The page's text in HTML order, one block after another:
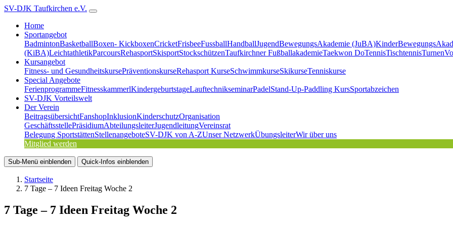
SV-DJK Taufkirchen e.V.
Home
Sportangebot
BadmintonBasketballBoxen- KickboxenCricketFrisbeeFussballHandballJugendBewegungsAkademie (JuBA)
(KiBA)LeichtathletikParcoursRehasportSkisportStockschützenTaufkirchner FußballakademieTaekwon DoTennisTischtennisTurnen
Kursangebot
Fitness- und GesundheitskursePräventionskurseRehasport KurseSchwimmkurseSkikurseTenniskurse
Special Angebote
FerienprogrammeFitnesskammerlKindergeburtstageLauftechnikseminarPadelStand-Up-Paddling KursSportabzeichen
SV-DJK Vorteilswelt
Der Verein
BeitragsübersichtFanshopInklusionKinderschutzOrganisation
GeschäftsstellePräsidiumAbteilungsleiterJugendleitungVereinsrat
Belegung SportstättenStellenangeboteSV-DJK von A-ZUnser NetzwerkÜbungsleiterWir über uns
Mitglied werden
Sub-Menü einblenden Quick-Infos einblenden
Startseite
7 Tage – 7 Ideen Freitag Woche 2
7 Tage – 7 Ideen Freitag Woche 2